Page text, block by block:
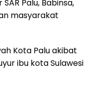
Palu, Babinsa,
masyarakat
Kota Palu akibat
ibu kota Sulawesi